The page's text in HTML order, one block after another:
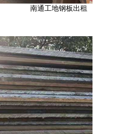
南通工地钢板出租